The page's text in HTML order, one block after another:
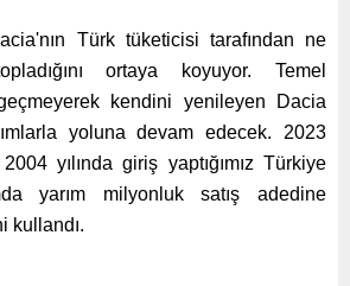
Türk tüketicisi tarafından ne
ortaya koyuyor. Temel
kendini yenileyen Dacia
yoluna devam edecek. 2023
yılında giriş yaptığımız Türkiye
yarım milyonluk satış adedine
kullandı.